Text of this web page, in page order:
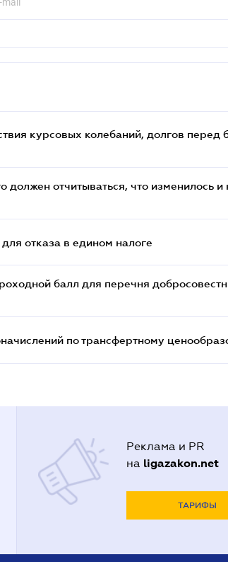
курсовых колебаний, долгов
отчитываться, что изменилось и
отказа в едином налоге
балл для перечня
по трансфертному
Реклама и PR
на ligazakon.net
ТАРИФЫ